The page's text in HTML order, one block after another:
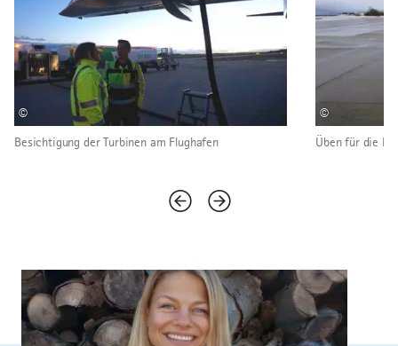
©
Besichtigung der Turbinen am Flughafen
©
Üben für die